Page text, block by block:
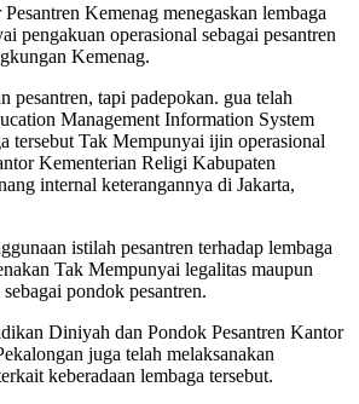
Kemenag menegaskan lembaga
pengakuan operasional sebagai pesantren
Kemenag.
pesantren, tapi padepokan. gua telah
Management Information System
tersebut Tak Mempunyai ijin operasional
Kementerian Religi Kabupaten
internal keterangannya di Jakarta,
istilah pesantren terhadap lembaga
Tak Mempunyai legalitas maupun
pondok pesantren.
Diniyah dan Pondok Pesantren Kantor
juga telah melaksanakan
keberadaan lembaga tersebut.